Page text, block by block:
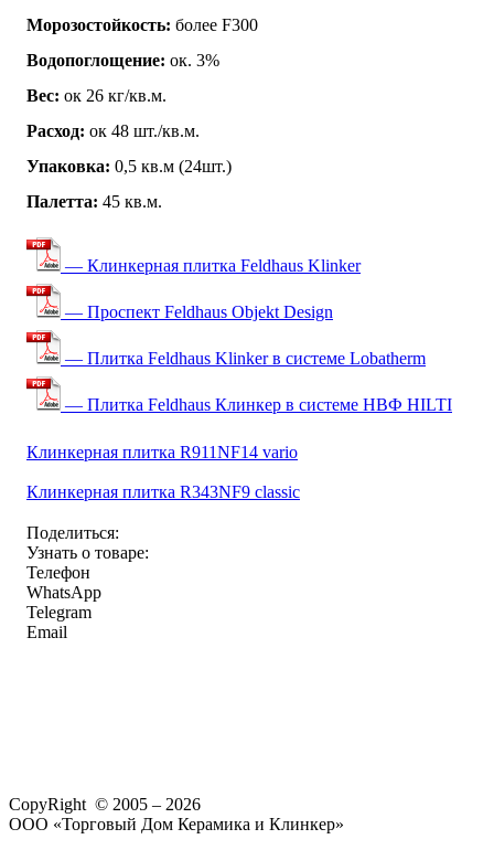
Морозостойкость: более F300
Водопоглощение: ок. 3%
Вес: ок 26 кг/кв.м.
Расход: ок 48 шт./кв.м.
Упаковка: 0,5 кв.м (24шт.)
Палетта: 45 кв.м.
— Клинкерная плитка Feldhaus Klinker
— Проспект Feldhaus Objekt Design
— Плитка Feldhaus Klinker в системе Lobatherm
— Плитка Feldhaus Клинкер в системе НВФ HILTI
Клинкерная плитка R911NF14 vario
Клинкерная плитка R343NF9 classic
Поделиться:
Узнать о товаре:
Телефон
WhatsApp
Telegram
Email
CopyRight © 2005 – 2026
ООО «Торговый Дом Керамика и Клинкер»